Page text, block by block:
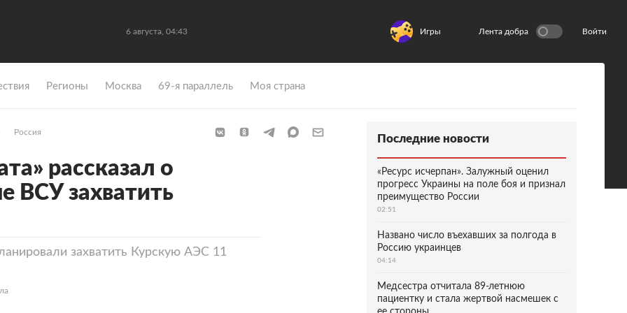
6 августа, 04:43 Игры Лента добра Войти
Регионы Москва 69-я параллель Моя страна
Россия
рассказал о
ВСУ захватить
захватить Курскую АЭС 11
Последние новости
«Ресурс исчерпан». Залужный оценил
прогресс Украины на поле боя и признал
преимущество России
02:51
Названо число въехавших за полгода в
Россию украинцев
04:14
Медсестра отчитала 89-летнюю
пациентку и стала жертвой насмешек с